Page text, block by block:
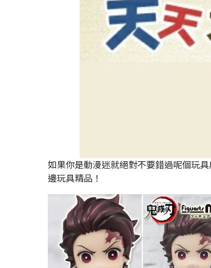
如果你是動漫迷就絕對不要錯過呢個玩
邊玩具精品！